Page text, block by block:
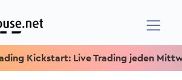
Kickstart: Live Trading jeden Mittwoch